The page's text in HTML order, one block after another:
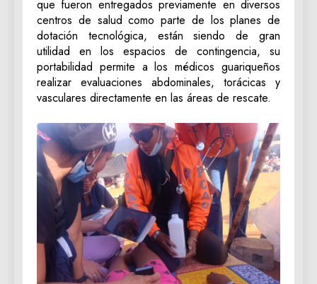
que fueron entregados previamente en diversos
centros de salud como parte de los planes de
dotación tecnológica, están siendo de gran
utilidad en los espacios de contingencia, su
portabilidad permite a los médicos guariqueños
realizar evaluaciones abdominales, torácicas y
vasculares directamente en las áreas de rescate.